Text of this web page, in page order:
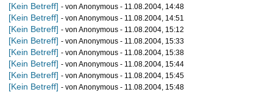
[Kein Betreff] - von Anonymous - 11.08.2004, 14:48
[Kein Betreff] - von Anonymous - 11.08.2004, 14:51
[Kein Betreff] - von Anonymous - 11.08.2004, 15:12
[Kein Betreff] - von Anonymous - 11.08.2004, 15:33
[Kein Betreff] - von Anonymous - 11.08.2004, 15:38
[Kein Betreff] - von Anonymous - 11.08.2004, 15:44
[Kein Betreff] - von Anonymous - 11.08.2004, 15:45
[Kein Betreff] - von Anonymous - 11.08.2004, 15:48